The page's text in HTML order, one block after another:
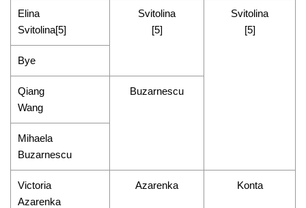
Elina
Svitolina[5]
Svitolina
[5]
Svitolina
[5]
Bye
Qiang
Wang
Buzarnescu
Mihaela
Buzarnescu
Victoria
Azarenka
Azarenka Konta